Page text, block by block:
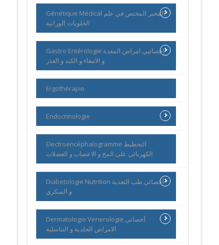
Génétique Médical المخبر المختص في علم
الخلويات الوراثية
Gastro Entérologie اخصائيي امراض المعدة
و الامعاء و الكبد و العذر
Ergothérapie
Endocrinologie
Electroencéphalogramme التخطيط
الكهربائي على المخ و الاعصاب و العضلات
Diabetologie Nutrition أخصائي طب التغذية
و السكري
Dermatologie Venerologie أخصائي
الامراض الجلدية و التناسلية